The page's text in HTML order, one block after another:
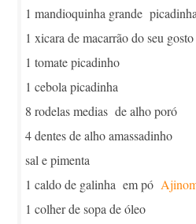
1 mandioquinha grande
1 xicara de macarrão do seu
1 tomate picadinho
1 cebola picadinha
8 rodelas medias de alho poró
4 dentes de alho amassadinho
sal e pimenta
1 caldo de galinha em pó
1 colher de sopa de óleo